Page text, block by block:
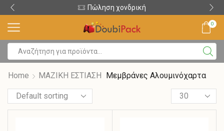
Πώληση χονδρική
0
Home ΜΑΖΙΚΗ ΕΣΤΙΑΣΗ Μεμβράνες Αλουμινόχαρτα